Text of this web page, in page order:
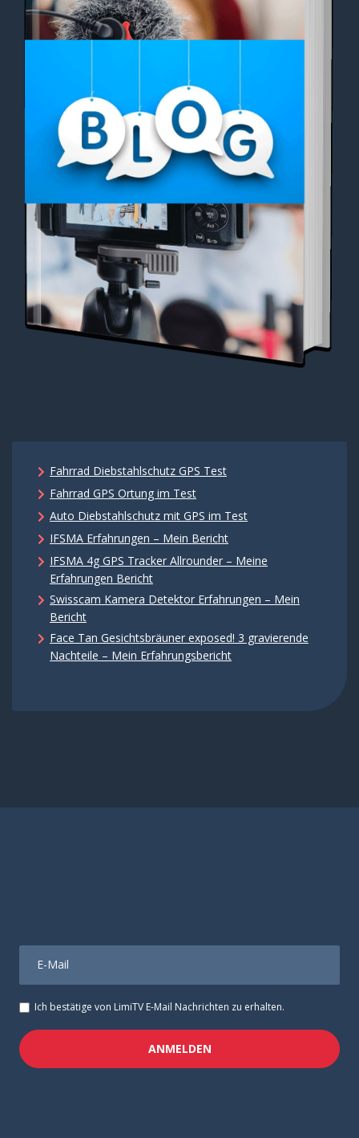
Fahrrad Diebstahlschutz GPS Test
Fahrrad GPS Ortung im Test
Auto Diebstahlschutz mit GPS im Test
IFSMA Erfahrungen – Mein Bericht
IFSMA 4g GPS Tracker Allrounder – Meine
Erfahrungen Bericht
Swisscam Kamera Detektor Erfahrungen – Mein
Bericht
Face Tan Gesichtsbräuner exposed! 3 gravierende
Nachteile – Mein Erfahrungsbericht
E-Mail
Ich bestätige von LimiTV E-Mail Nachrichten zu erhalten.
ANMELDEN